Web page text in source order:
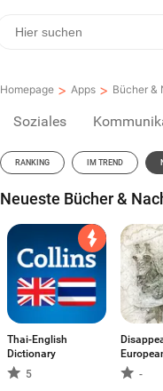
Homepage > Apps > Bücher &
Soziales
RANKING IM TREND
Neueste Bücher &
Thai-English
Dictionary
5
-